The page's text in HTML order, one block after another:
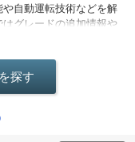
自動運転技術などを解
グレードの追加情報や
新ニュースや海外のモ
探す